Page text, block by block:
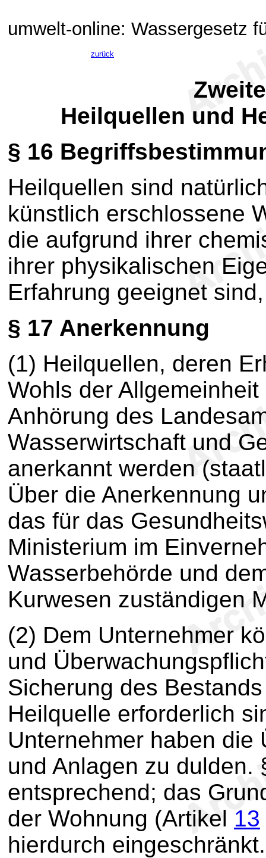
umwelt-online: Wassergesetz
zurück
Heilquellen und
§ 16
Heilquellen sind
künstlich erschlossene
die aufgrund ihrer
ihrer physikalischen
Erfahrung geeignet
§ 17 Anerkennung
(1) Heilquellen, deren
Wohls der
Anhörung des
Wasserwirtschaft und
anerkannt werden
Über die Anerkennung
das für das
Ministerium im
Wasserbehörde und
Kurwesen zuständigen
(2) Dem Unternehmer
und
Sicherung des
Heilquelle erforderlich
Unternehmer haben die
und Anlagen zu dulden.
entsprechend; das
der Wohnung (Artikel 13
hierdurch eingeschränkt.